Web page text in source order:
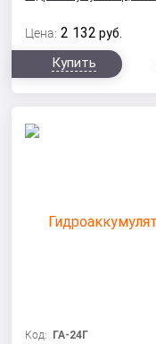
Цена: 2 132 руб.
Купить
Код: ГА-24Г